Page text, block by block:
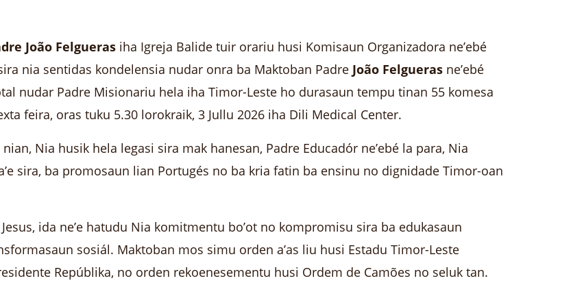
João Felgueras iha Igreja Balide tuir orariu husi Komisaun Organizadora ne’ebé
nia sentidas kondelensia nudar onra ba Maktoban Padre João Felgueras ne’ebé
nudar Padre Misionariu hela iha Timor-Leste ho durasaun tempu tinan 55 komesa
feira, oras tuku 5.30 lorokraik, 3 Jullu 2026 iha Dili Medical Center.
Nia husik hela legasi sira mak hanesan, Padre Educadór ne’ebé la para, Nia
sira, ba promosaun lian Portugés no ba kria fatin ba ensinu no dignidade Timor-oan
ida ne’e hatudu Nia komitmentu bo’ot no kompromisu sira ba edukasaun
sosiál. Maktoban mos simu orden a’as liu husi Estadu Timor-Leste
Repúblika, no orden rekoenesementu husi Ordem de Camões no seluk tan.